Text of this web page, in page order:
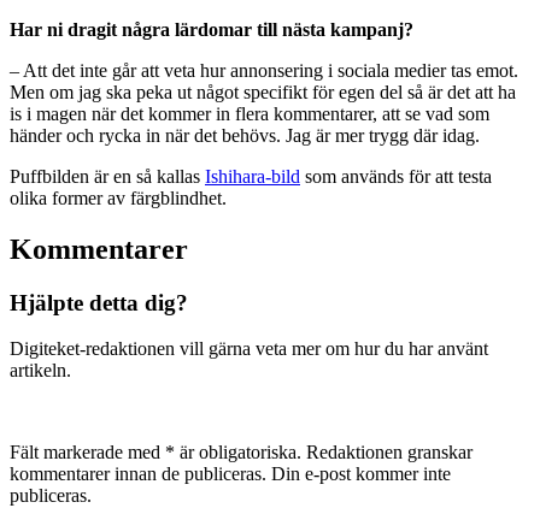
Har ni dragit några lärdomar till nästa kampanj?
– Att det inte går att veta hur annonsering i sociala medier tas emot.
Men om jag ska peka ut något specifikt för egen del så är det att ha
is i magen när det kommer in flera kommentarer, att se vad som
händer och rycka in när det behövs. Jag är mer trygg där idag.
Puffbilden är en så kallas Ishihara-bild som används för att testa
olika former av färgblindhet.
Kommentarer
Hjälpte detta dig?
Digiteket-redaktionen vill gärna veta mer om hur du har använt
artikeln.
Fält markerade med * är obligatoriska. Redaktionen granskar
kommentarer innan de publiceras. Din e-post kommer inte
publiceras.